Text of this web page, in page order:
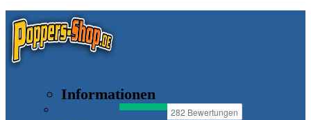
Informationen